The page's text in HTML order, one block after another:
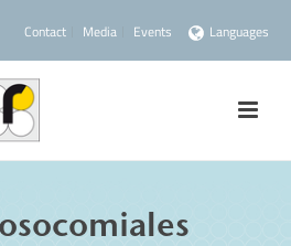
Contact Media Events Languages